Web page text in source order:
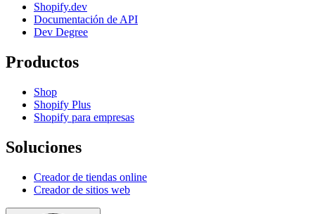
Shopify.dev
Documentación de API
Dev Degree
Productos
Shop
Shopify Plus
Shopify para empresas
Soluciones
Creador de tiendas online
Creador de sitios web